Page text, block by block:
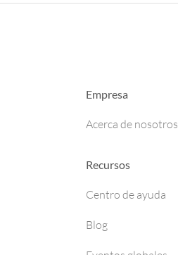
Empresa
Acerca de nosotros
Recursos
Centro de ayuda
Blog